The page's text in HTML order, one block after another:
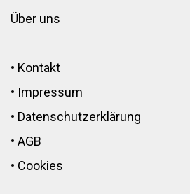
Über uns
• Kontakt
• Impressum
• Datenschutzerklärung
• AGB
• Cookies